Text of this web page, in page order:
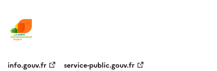
info.gouv.fr
service-public.gouv.fr